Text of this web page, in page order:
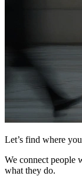
Let’s find where
We connect people
what they do.